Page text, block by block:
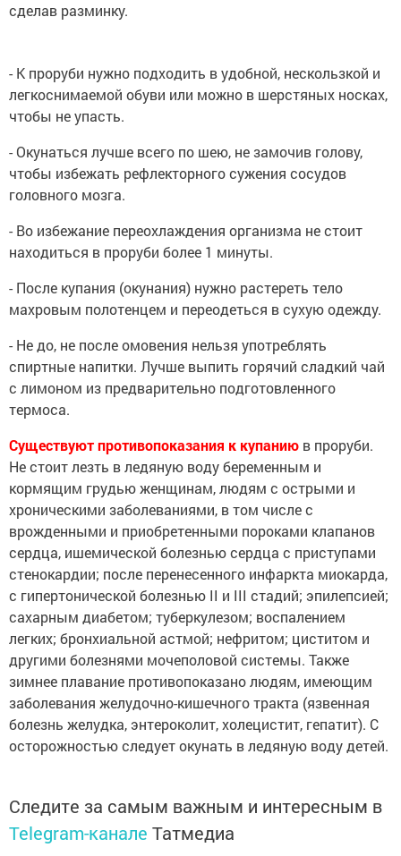
сделав разминку.
- К проруби нужно подходить в удобной, нескользкой и
легкоснимаемой обуви или можно в шерстяных носках,
чтобы не упасть.
- Окунаться лучше всего по шею, не замочив голову,
чтобы избежать рефлекторного сужения сосудов
головного мозга.
- Во избежание переохлаждения организма не стоит
находиться в проруби более 1 минуты.
- После купания (окунания) нужно растереть тело
махровым полотенцем и переодеться в сухую одежду.
- Не до, не после омовения нельзя употреблять
спиртные напитки. Лучше выпить горячий сладкий чай
с лимоном из предварительно подготовленного
термоса.
Существуют противопоказания к купанию в проруби.
Не стоит лезть в ледяную воду беременным и
кормящим грудью женщинам, людям с острыми и
хроническими заболеваниями, в том числе с
врожденными и приобретенными пороками клапанов
сердца, ишемической болезнью сердца с приступами
стенокардии; после перенесенного инфаркта миокарда,
с гипертонической болезнью II и III стадий; эпилепсией;
сахарным диабетом; туберкулезом; воспалением
легких; бронхиальной астмой; нефритом; циститом и
другими болезнями мочеполовой системы. Также
зимнее плавание противопоказано людям, имеющим
заболевания желудочно-кишечного тракта (язвенная
болезнь желудка, энтероколит, холецистит, гепатит). С
осторожностью следует окунать в ледяную воду детей.
Следите за самым важным и интересным в
Telegram-канале Татмедиа